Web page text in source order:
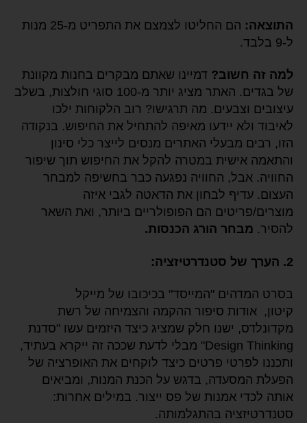
התוצאה:
הם החליטו לצמצם את התפריט מ-25 מנות
ל-9 בלבד.
למה זה חשוב? דמיינו שאתם מבקרים בחנות מקוונת
של בגדים. האתר מציג יותר מ-100 סוגי חולצות, בשלב
עיצובים וצבעים. מה תרגישו? רוב הלקוחות ילכו
לאיבוד ולא יידעו מאיפה להתחיל את החיפוש. בנקודה
הזו, רבים מבעלי האתרים מנסים לייצר כלי סינון
והתאמה אישית במטרה להקל את החיפוש תוך שיפור
החוויה. אבל, החוויה נפגעה כבר בחשיפה למבחר
העצום. עדיף לבחון את הדאטה לגבי איזה
מוצרים/פריטים הם הפופולריים ביותר, ואת השאר
להסיר. מבחר הורג הכנסות.
2. הערך של סטנדרטיזציה:
בסרט המדהים "המייסד" בכיכובו של מייקל
קיטון, אודות סיפור ההקמה והצמיחה של רשת
מקדונלדס, ישנו חלק שמציג כיצד היזמים עשו "סדנת
Design Thinking" מבלי לדעת שככה זה ייקרא בעתיד,
ותכננו לפרטי פרטים כיצד לוקחים את האופרציה של
הפעלת המסעדה, בדגש על הכנת המנות, ומביאים
אותה לכדי אמנות של פס ייצור. במילים אחרות:
סטנדרטיזציה בהתגלמותה.